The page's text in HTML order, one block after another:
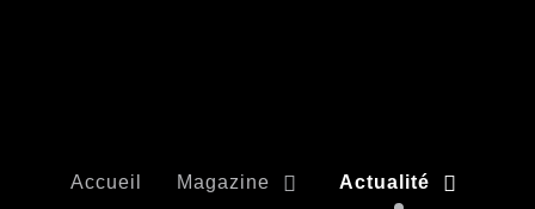
Accueil Magazine Actualité